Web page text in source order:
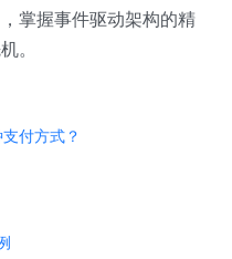
掌握事件驱动架构的精
。
付方式？